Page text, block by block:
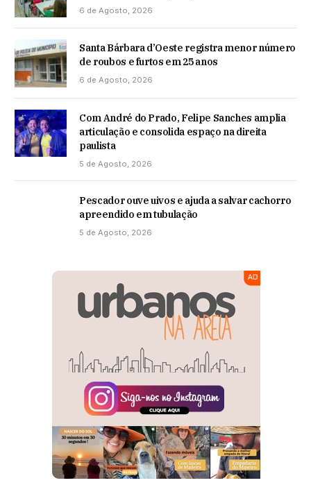
6 de Agosto, 2026
Santa Bárbara d’Oeste registra menor número
de roubos e furtos em 25 anos
6 de Agosto, 2026
Com André do Prado, Felipe Sanches amplia
articulação e consolida espaço na direita
paulista
5 de Agosto, 2026
Pescador ouve uivos e ajuda a salvar cachorro
apreendido em tubulação
5 de Agosto, 2026